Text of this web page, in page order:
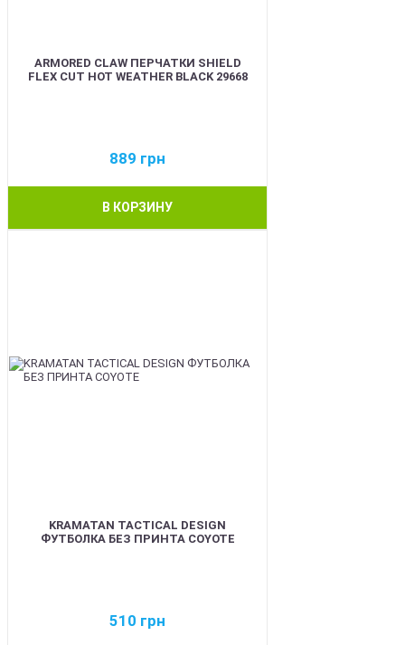
ARMORED CLAW ПЕРЧАТКИ SHIELD
FLEX CUT HOT WEATHER BLACK 29668
889 грн
В КОРЗИНУ
KRAMATAN TACTICAL DESIGN
ФУТБОЛКА БЕЗ ПРИНТА COYOTE
510 грн